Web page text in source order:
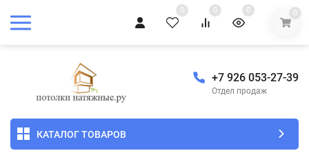
0 0 0 0
+7 926 053-27-39
Отдел продаж
КАТАЛОГ ТОВАРОВ